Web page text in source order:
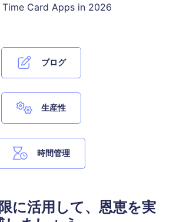
Time Card Apps in 2026
ブログ
生産性
時間管理
に活用して、恩恵を実